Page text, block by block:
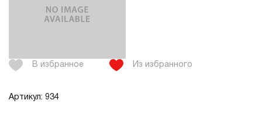
В избранное Из избранного
Артикул: 934